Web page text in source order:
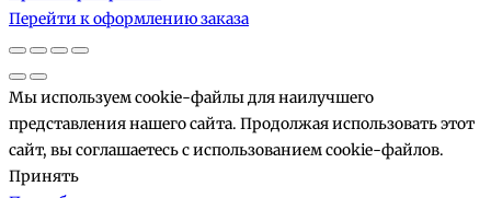
корзине
Перейти к оформлению заказа
Мы используем cookie-файлы для наилучшего
представления нашего сайта. Продолжая использовать этот
сайт, вы соглашаетесь с использованием cookie-файлов.
Принять